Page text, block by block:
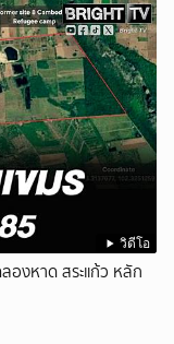
วิดีโอ
งหาด สระแก้ว หลัก